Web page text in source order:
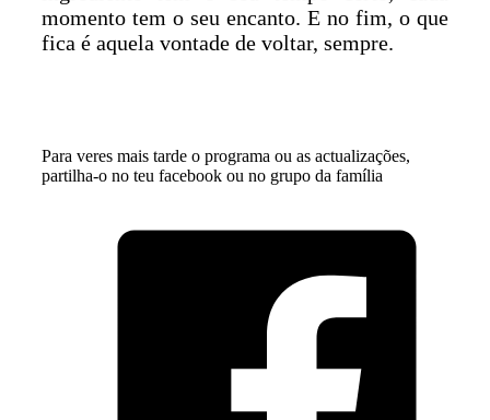
momento tem o seu encanto. E no fim, o que
fica é aquela vontade de voltar, sempre.
Para veres mais tarde o programa ou as actualizações,
partilha-o no teu facebook ou no grupo da família